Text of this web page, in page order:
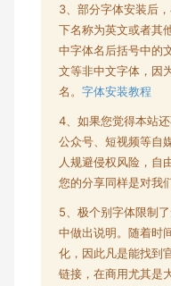
3、部分字体安装后
下名称为英文或者其
中字体名后括号中的
文等非中文字体，因
名。 字体安装教程
4、如果您觉得本站
公众号、短视频等自
人规避侵权风险，自
您的分享同样是对我
5、极个别字体限制了
中做出说明。随着时
化，因此凡是能找到
链接，在商用尤其是